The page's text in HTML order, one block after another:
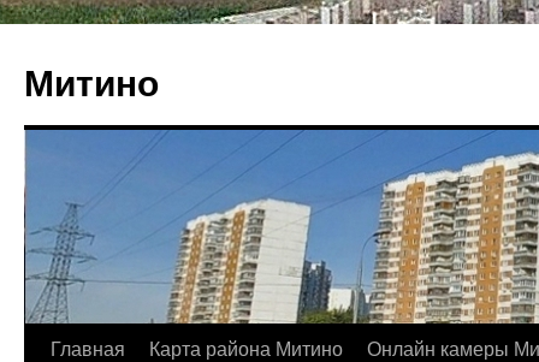
Митино
Главная Карта района Митино Онлайн камеры